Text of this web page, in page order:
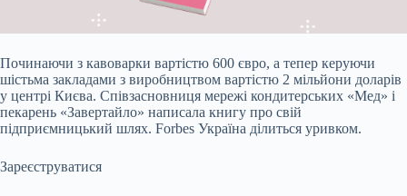
Починаючи з кавоварки вартістю 600 євро, а тепер керуючи
шістьма закладами з виробництвом вартістю 2 мільйони доларів
у центрі Києва. Співзасновниця мережі кондитерських «Мед» і
пекарень «Завертайло» написала книгу про свій
підприємницький шлях. Forbes Україна ділиться уривком.
Зареєструватися